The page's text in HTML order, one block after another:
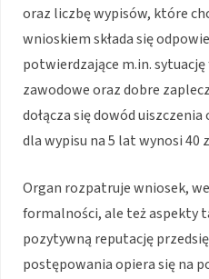
oraz liczbę wypisów, które
wnioskiem składa się
potwierdzające m.in.
zawodowe oraz dobre
dołącza się dowód
dla wypisu na 5 lat wynosi 40
Organ rozpatruje wniosek,
formalności, ale też aspekty
pozytywną reputację
postępowania opiera się na